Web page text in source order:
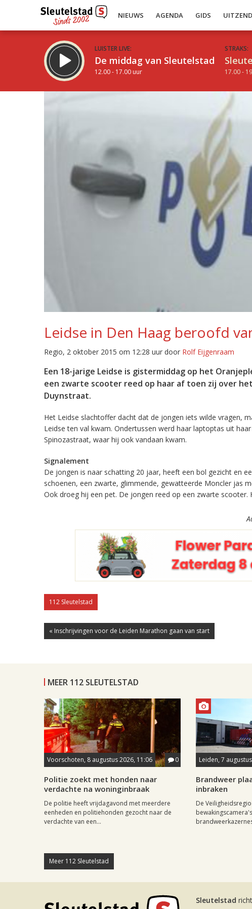
NIEUWS AGENDA GIDS
LUISTER LIVE:
De middag van Sleutelstad
12.00 - 17.00 uur
STRAKS:
17.00 -
Leidse in Den Haag beroofd
Regio, 2 oktober 2015 om 12:28 uur door Rolf Eijgenraam
Een 18-jarige Leidse is gistermiddag op het
een zwarte scooter reed op haar af toen zij over
Duynstraat.
Het Leidse slachtoffer dacht dat de jongen iets wilde vragen,
Leidse ten val kwam. Ondertussen werd haar laptoptas uit
Spinozastraat, waar hij ook vandaan kwam.
Signalement
De jongen is naar schatting 20 jaar, heeft een bol gezicht en
schoenen, een zwarte, glimmende, gewatteerde Moncler jas
Ook droeg hij een pet. De jongen reed op een zwarte scooter.
112 Sleutelstad
« Inschrijvingen voor de Leiden Marathon gaan van start
MEER 112 SLEUTELSTAD
Voorschoten, 8 augustus 2026, 11:06 0
Politie zoekt met honden naar
verdachte na woninginbraak
De politie heeft vrijdagavond met meerdere
eenheden en politiehonden gezocht naar de
verdachte van een...
Leiden, 7
Brandweer
inbraken
De
Meer 112 Sleutelstad
Sleutelstad